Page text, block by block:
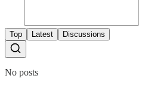
Top Latest Discussions
No posts